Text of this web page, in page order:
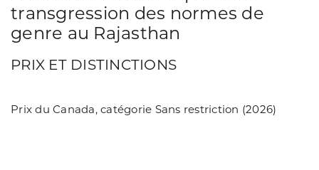
transgression des normes de
genre au Rajasthan
PRIX ET DISTINCTIONS
Prix du Canada, catégorie Sans restriction (2026)